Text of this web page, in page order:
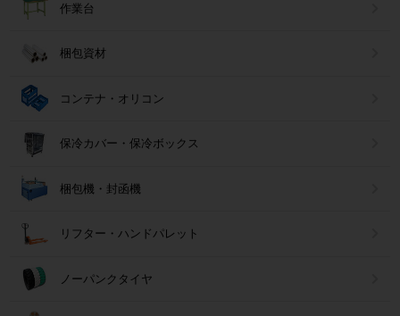
作業台
梱包資材
コンテナ・オリコン
保冷カバー・保冷ボックス
梱包機・封函機
リフター・ハンドパレット
ノーパンクタイヤ